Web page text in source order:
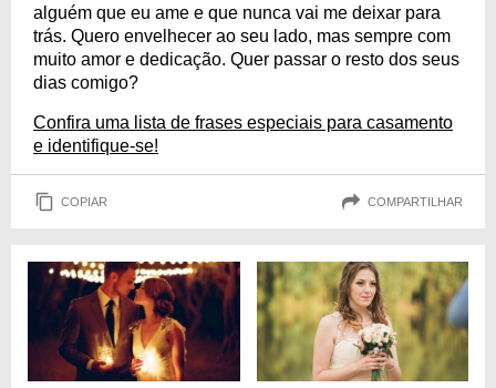
alguém que eu ame e que nunca vai me deixar para
trás. Quero envelhecer ao seu lado, mas sempre com
muito amor e dedicação. Quer passar o resto dos seus
dias comigo?
Confira uma lista de frases especiais para casamento
e identifique-se!
COPIAR COMPARTILHAR